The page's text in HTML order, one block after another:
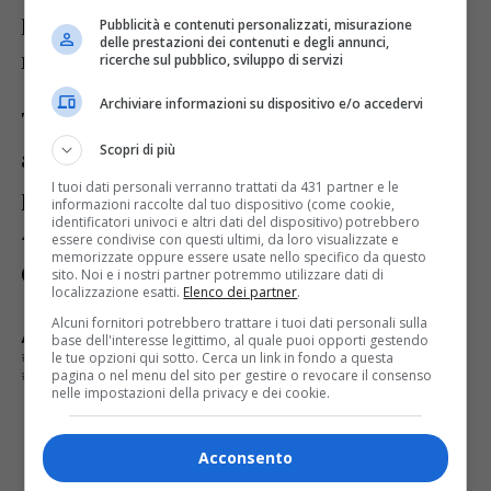
per il 2024 restano da assegnare 1.955.000
milioni di euro.
Tra gli Enti beneficiari delle erogazioni,
anche tre Comuni valsesiani: Borgosesia
potrà contare su un finanziamento di
40mila euro, Serravalle di 15mila mentre a
Gattinara arriveranno 8mila euro.
ARGOMENTI CORRELATI: BORGOSESIA
ELENA CHIORINO
GATTINARA
PIEMONTE QUALITÀ ARIA
SCUOLE
SERRAVALLE
E TU COSA NE PENSI?
Pubblicità e contenuti personalizzati, misurazione
delle prestazioni dei contenuti e degli annunci,
ricerche sul pubblico, sviluppo di servizi
Archiviare informazioni su dispositivo e/o accedervi
Scopri di più
I tuoi dati personali verranno trattati da 431 partner e le
informazioni raccolte dal tuo dispositivo (come cookie,
identificatori univoci e altri dati del dispositivo) potrebbero
essere condivise con questi ultimi, da loro visualizzate e
memorizzate oppure essere usate nello specifico da questo
sito. Noi e i nostri partner potremmo utilizzare dati di
localizzazione esatti. Elenco dei partner.
Alcuni fornitori potrebbero trattare i tuoi dati personali sulla
base dell'interesse legittimo, al quale puoi opporti gestendo
le tue opzioni qui sotto. Cerca un link in fondo a questa
pagina o nel menu del sito per gestire o revocare il consenso
nelle impostazioni della privacy e dei cookie.
Acconsento